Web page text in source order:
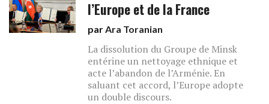
l’Europe et de la France
parAra Toranian
La dissolution du Groupe de Minsk
entérine un nettoyage ethnique et
acte l’abandon de l’Arménie. En
saluant cet accord, l’Europe adopte
un double discours.